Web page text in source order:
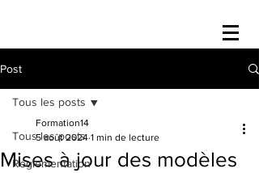
Post
Tous les posts
Réglementation
Tous les posts
Mises à jour des modèles
Formation14
5 août 2024 1 min de lecture